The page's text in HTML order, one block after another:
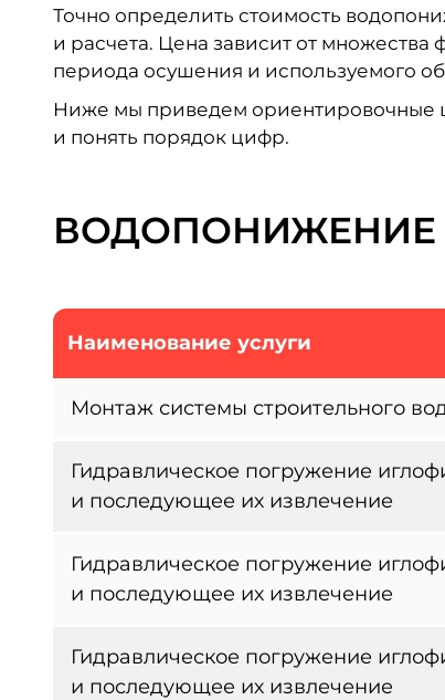
Точно определить стоимость
и расчета. Цена зависит от множества
периода осушения и используемого
Ниже мы приведем ориентировочные
и понять порядок цифр.
ВОДОПОНИЖЕНИЕ
Наименование услуги
Монтаж системы строительного
Гидравлическое погружение
и последующее их извлечение
Гидравлическое погружение
и последующее их извлечение
Гидравлическое погружение
и последующее их извлечение